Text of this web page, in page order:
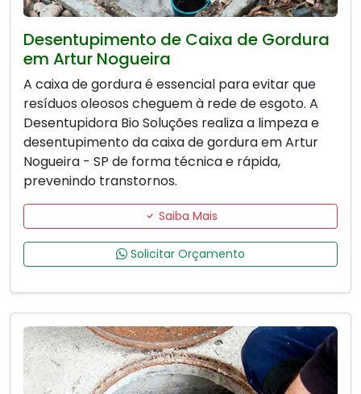
Desentupimento de Caixa de Gordura
em Artur Nogueira
A caixa de gordura é essencial para evitar que
resíduos oleosos cheguem à rede de esgoto. A
Desentupidora Bio Soluções realiza a limpeza e
desentupimento da caixa de gordura em Artur
Nogueira - SP de forma técnica e rápida,
prevenindo transtornos.
Saiba Mais
Solicitar Orçamento